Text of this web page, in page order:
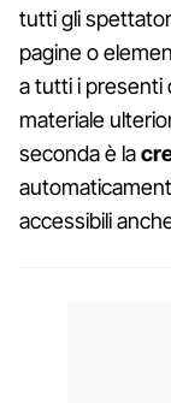
tutti gli
pagine o
a tutti i presenti
materiale
seconda è la
accessibili